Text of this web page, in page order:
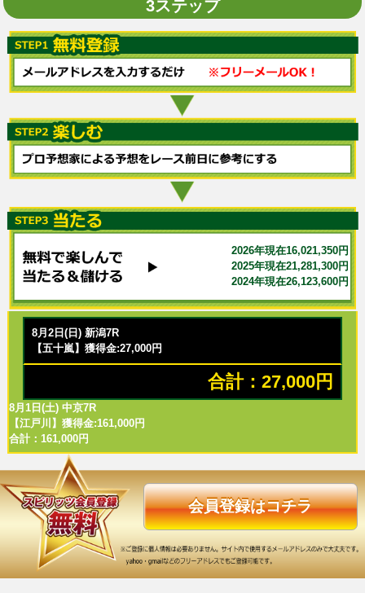
3ステップ
2026年現在16,021,350円
2025年現在21,281,300円
2024年現在26,123,600円
8月2日(日) 新潟7R
【五十嵐】獲得金:27,000円
合計：27,000円
8月1日(土) 中京7R
【江戸川】獲得金:161,000円
合計：161,000円
会員登録はコチラ